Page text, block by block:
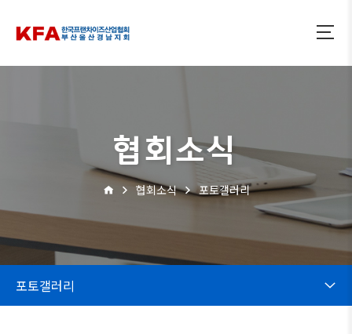
협회소식
협회소식 포토갤러리
포토갤러리